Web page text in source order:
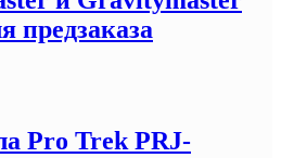
предзаказа
Pro Trek PRJ-